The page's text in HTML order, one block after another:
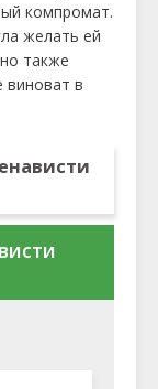
компромат.
желать ей
также
виноват в